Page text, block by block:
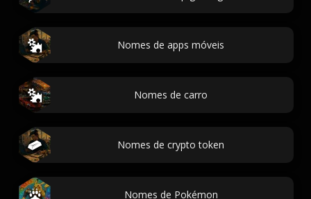
Nomes de apps móveis
Nomes de carro
Nomes de crypto token
Nomes de Pokémon